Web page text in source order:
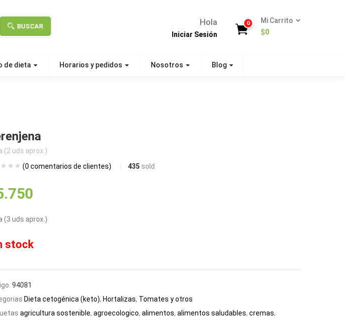
BUSCAR Hola
Iniciar Sesión
0
Mi Carrito
$0
de dieta Horarios y pedidos Nosotros Blog
(2 uds aprox.)
(0 comentarios de clientes) 435 sold
(3 uds aprox.)
stock
94081
Dieta cetogénica (keto), Hortalizas, Tomates y otros
agricultura sostenible, agroecologico, alimentos, alimentos saludables, cremas,